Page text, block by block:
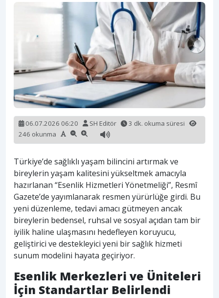
06.07.2026 06:20 SH Editör
3 dk. okuma süresi
246 okunma
Türkiye’de sağlıklı yaşam bilincini artırmak ve
bireylerin yaşam kalitesini yükseltmek amacıyla
hazırlanan “Esenlik Hizmetleri Yönetmeliği”, Resmî
Gazete’de yayımlanarak resmen yürürlüğe girdi. Bu
yeni düzenleme, tedavi amacı gütmeyen ancak
bireylerin bedensel, ruhsal ve sosyal açıdan tam bir
iyilik haline ulaşmasını hedefleyen koruyucu,
geliştirici ve destekleyici yeni bir sağlık hizmeti
sunum modelini hayata geçiriyor.
Esenlik Merkezleri ve Üniteleri
İçin Standartlar Belirlendi